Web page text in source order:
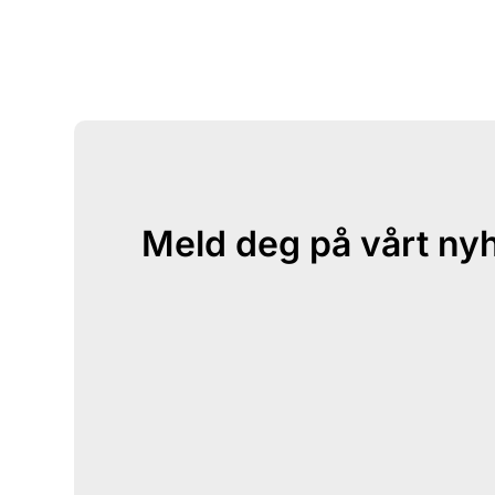
Meld deg på vårt